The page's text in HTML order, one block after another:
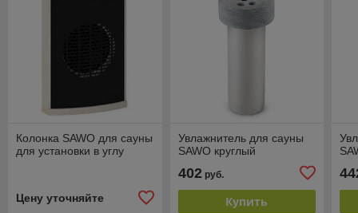
Колонка SAWO для сауны
для установки в углу
Цену уточняйте
Увлажнитель для сауны
SAWO круглый
402руб.
Купить